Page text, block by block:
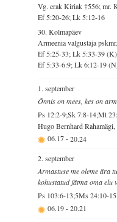
Vg. erak Kiriak †556; mr.
Ef 5:20-26; Lk 5:12-16
30. Kolmapäev
Armeenia valgustaja
Ef 5:25-33; Lk 5:33-39 (K)
Ef 5:33-6:9; Lk 6:12-19
1. september
Õnnis on mees, kes on
Ps 12:2-9;Sk 7:8-14;Mt
Hugo Bernhard
06.17-20.24
2. september
Armastuse me oleme ära
kohustatud jätma oma elu
Ps 103:6-13;5Ms 24:10-
06.19-20.21